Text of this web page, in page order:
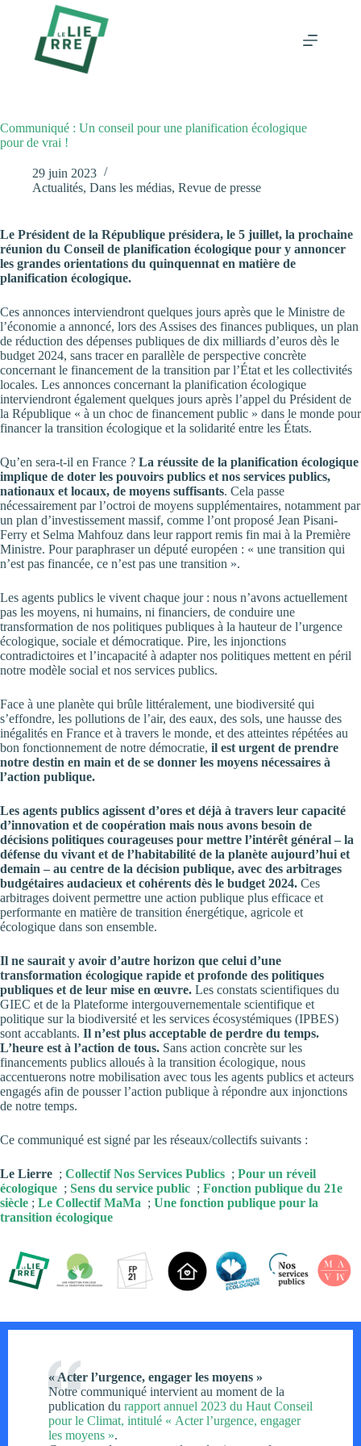
Communiqué : Un conseil pour une planification écologique
pour de vrai !
29 juin 2023
Actualités, Dans les médias, Revue de presse
Le Président de la République présidera, le 5 juillet, la prochaine
réunion du Conseil de planification écologique pour y annoncer
les grandes orientations du quinquennat en matière de
planification écologique.
Ces annonces interviendront quelques jours après que le Ministre de
l’économie a annoncé, lors des Assises des finances publiques, un plan
de réduction des dépenses publiques de dix milliards d’euros dès le
budget 2024, sans tracer en parallèle de perspective concrète
concernant le financement de la transition par l’État et les collectivités
locales. Les annonces concernant la planification écologique
interviendront également quelques jours après l’appel du Président de
la République « à un choc de financement public » dans le monde pour
financer la transition écologique et la solidarité entre les États.
Qu’en sera-t-il en France ? La réussite de la planification écologique
implique de doter les pouvoirs publics et nos services publics,
nationaux et locaux, de moyens suffisants. Cela passe
nécessairement par l’octroi de moyens supplémentaires, notamment par
un plan d’investissement massif, comme l’ont proposé Jean Pisani-
Ferry et Selma Mahfouz dans leur rapport remis fin mai à la Première
Ministre. Pour paraphraser un député européen : « une transition qui
n’est pas financée, ce n’est pas une transition ».
Les agents publics le vivent chaque jour : nous n’avons actuellement
pas les moyens, ni humains, ni financiers, de conduire une
transformation de nos politiques publiques à la hauteur de l’urgence
écologique, sociale et démocratique. Pire, les injonctions
contradictoires et l’incapacité à adapter nos politiques mettent en péril
notre modèle social et nos services publics.
Face à une planète qui brûle littéralement, une biodiversité qui
s’effondre, les pollutions de l’air, des eaux, des sols, une hausse des
inégalités en France et à travers le monde, et des atteintes répétées au
bon fonctionnement de notre démocratie, il est urgent de prendre
notre destin en main et de se donner les moyens nécessaires à
l’action publique.
Les agents publics agissent d’ores et déjà à travers leur capacité
d’innovation et de coopération mais nous avons besoin de
décisions politiques courageuses pour mettre l’intérêt général – la
défense du vivant et de l’habitabilité de la planète aujourd’hui et
demain – au centre de la décision publique, avec des arbitrages
budgétaires audacieux et cohérents dès le budget 2024. Ces
arbitrages doivent permettre une action publique plus efficace et
performante en matière de transition énergétique, agricole et
écologique dans son ensemble.
Il ne saurait y avoir d’autre horizon que celui d’une
transformation écologique rapide et profonde des politiques
publiques et de leur mise en œuvre. Les constats scientifiques du
GIEC et de la Plateforme intergouvernementale scientifique et
politique sur la biodiversité et les services écosystémiques (IPBES)
sont accablants. Il n’est plus acceptable de perdre du temps.
L’heure est à l’action de tous. Sans action concrète sur les
financements publics alloués à la transition écologique, nous
accentuerons notre mobilisation avec tous les agents publics et acteurs
engagés afin de pousser l’action publique à répondre aux injonctions
de notre temps.
Ce communiqué est signé par les réseaux/collectifs suivants :
Le Lierre ; Collectif Nos Services Publics ; Pour un réveil
écologique ; Sens du service public ; Fonction publique du 21e
siècle ; Le Collectif MaMa ; Une fonction publique pour la
transition écologique
« Acter l’urgence, engager les moyens »
Notre communiqué intervient au moment de la
publication du rapport annuel 2023 du Haut Conseil
pour le Climat, intitulé « Acter l’urgence, engager
les moyens ».